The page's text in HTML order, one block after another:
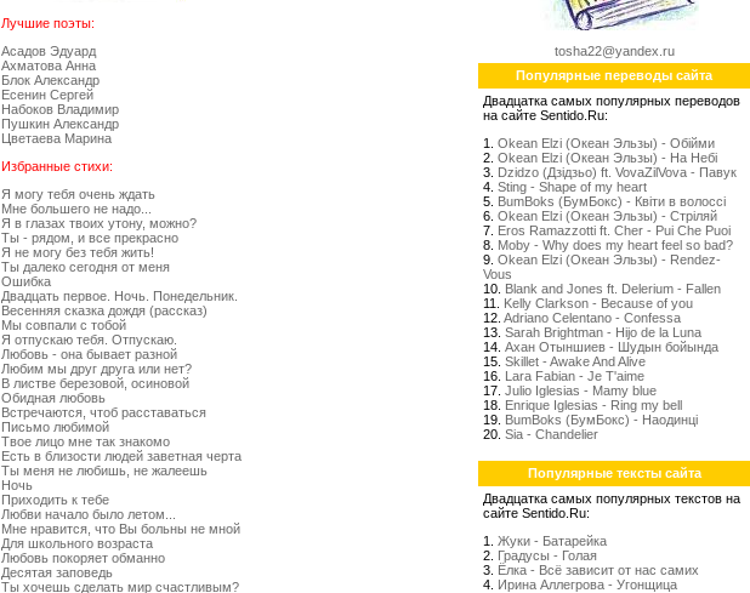
Лучшие поэты:
Асадов Эдуард
Ахматова Анна
Блок Александр
Есенин Сергей
Набоков Владимир
Пушкин Александр
Цветаева Марина
Избранные стихи:
Я могу тебя очень ждать
Мне большего не надо...
Я в глазах твоих утону, можно?
Ты - рядом, и все прекрасно
Я не могу без тебя жить!
Ты далеко сегодня от меня
Ошибка
Двадцать первое. Ночь. Понедельник.
Весенняя сказка дождя (рассказ)
Мы совпали с тобой
Я отпускаю тебя. Отпускаю.
Любовь - она бывает разной
Любим мы друг друга или нет?
В листве березовой, осиновой
Обидная любовь
Встречаются, чтоб расставаться
Письмо любимой
Твое лицо мне так знакомо
Есть в близости людей заветная черта
Ты меня не любишь, не жалеешь
Ночь
Приходить к тебе
Любви начало было летом...
Мне нравится, что Вы больны не мной
Для школьного возраста
Любовь покоряет обманно
Десятая заповедь
Ты хочешь сделать мир счастливым?
tosha22@yandex.ru
Популярные переводы сайта
Двадцатка самых популярных переводов
на сайте Sentido.Ru:
1. Okean Elzi (Океан Эльзы) - Обійми
2. Okean Elzi (Океан Эльзы) - На Небі
3. Dzidzo (Дзідзьо) ft. VovaZilVova - Павук
4. Sting - Shape of my heart
5. BumBoks (БумБокс) - Квіти в волоссі
6. Okean Elzi (Океан Эльзы) - Стрiляй
7. Eros Ramazzotti ft. Cher - Pui Che Puoi
8. Moby - Why does my heart feel so bad?
9. Okean Elzi (Океан Эльзы) - Rendez-
Vous
10. Blank and Jones ft. Delerium - Fallen
11. Kelly Clarkson - Because of you
12. Adriano Celentano - Confessa
13. Sarah Brightman - Hijo de la Luna
14. Ахан Отыншиев - Шудын бойында
15. Skillet - Awake And Alive
16. Lara Fabian - Je T'aime
17. Julio Iglesias - Mamy blue
18. Enrique Iglesias - Ring my bell
19. BumBoks (БумБокс) - Наодинці
20. Sia - Chandelier
Популярные тексты сайта
Двадцатка самых популярных текстов на
сайте Sentido.Ru:
1. Жуки - Батарейка
2. Градусы - Голая
3. Ёлка - Всё зависит от нас самих
4. Ирина Аллегрова - Угонщица